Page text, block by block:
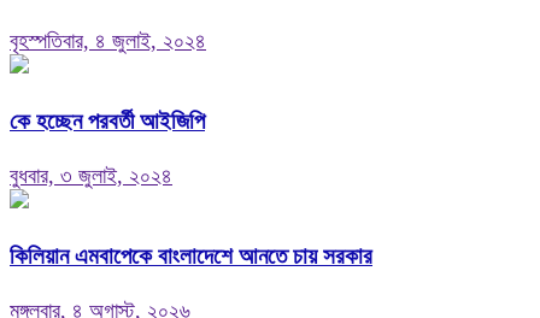
বৃহস্পতিবার, ৪ জুলাই, ২০২৪
কে হচ্ছেন পরবর্তী আইজিপি
বুধবার, ৩ জুলাই, ২০২৪
কিলিয়ান এমবাপেকে বাংলাদেশে আনতে চায় সরকার
মঙ্গলবার, ৪ অগাস্ট, ২০২৬